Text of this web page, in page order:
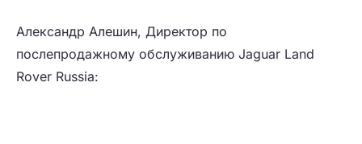
Александр Алешин, Директор по
послепродажному обслуживанию Jaguar Land
Rover Russia: